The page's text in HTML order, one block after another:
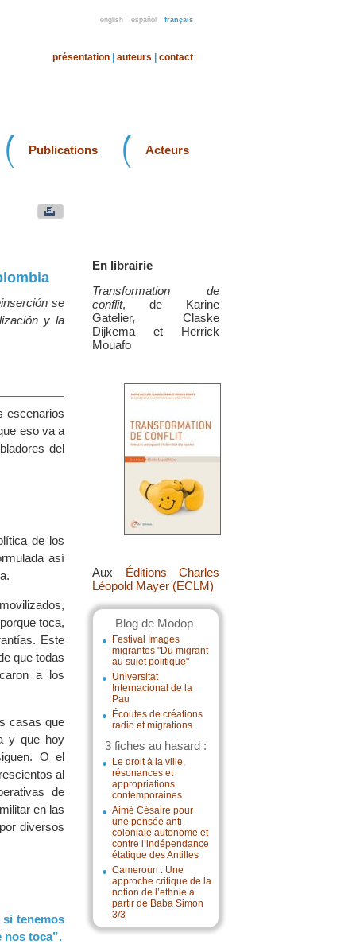
english español français
présentation auteurs contact
Publications Acteurs
En librairie
Transformation de
conflit, de Karine
Gatelier, Claske
Dijkema et Herrick
Mouafo
Aux Éditions Charles
Léopold Mayer (ECLM)
Blog de Modop
Festival Images
migrantes "Du migrant
au sujet politique"
Universitat
Internacional de la
Pau
Écoutes de créations
radio et migrations
3 fiches au hasard :
Le droit à la ville,
résonances et
appropriations
contemporaines
Aimé Césaire pour
une pensée anti-
coloniale autonome et
contre l’indépendance
étatique des Antilles
Cameroun : Une
approche critique de la
notion de l’ethnie à
partir de Baba Simon
3/3
se
y la
escenarios
eso va a
del
de los
así
toca,
Este
que todas
a los
casas que
y que hoy
O el
al
de
en las
diversos
tenemos
nos toca”.